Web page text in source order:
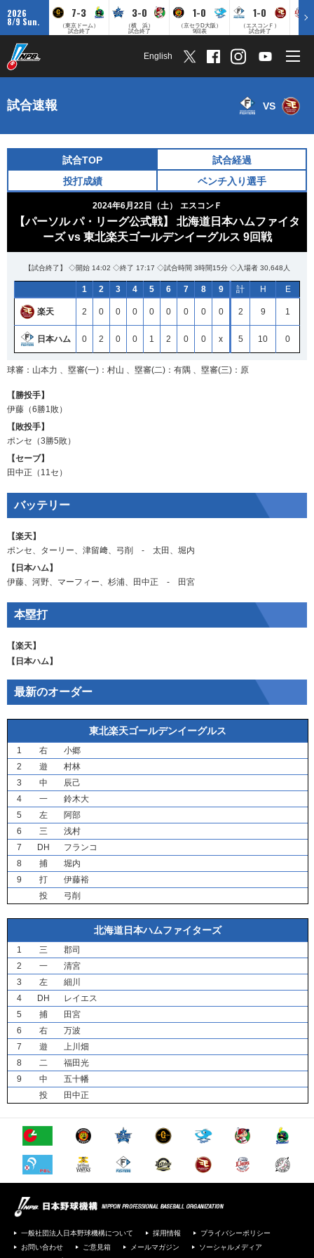
2026
8/9 Sun.
7-3
（東京ドーム）
試合終了
3-0
（横 浜）
試合終了
1-0
（京セラD大阪）
9回表
1-0
（エスコンＦ）
試合終了
English
試合速報 VS
試合TOP
試合経過
投打成績
ベンチ入り選手
2024年6月22日（土） エスコンＦ
【パーソル パ・リーグ公式戦】 北海道日本ハムファイタ
ーズ vs 東北楽天ゴールデンイーグルス 9回戦
【試合終了】 ◇開始 14:02 ◇終了 17:17 ◇試合時間 3時間15分 ◇入場者 30,648人
1 2 3 4 5 6 7 8 9 計 H E
楽天 2 0 0 0 0 0 0 0 0 2 9 1
日本ハム 0 2 0 0 1 2 0 0 x 5 10 0
球審：山本力 、塁審(一)：村山 、塁審(二)：有隅 、塁審(三)：原
【勝投手】
伊藤 （6勝1敗）
【敗投手】
ポンセ （3勝5敗）
【セーブ】
田中正 （11セ）
バッテリー
【楽天】
ポンセ、 ターリー、 津留﨑、 弓削 ‐ 太田 、 堀内
【日本ハム】
伊藤、 河野、 マーフィー、 杉浦、 田中正 ‐ 田宮
本塁打
【楽天】
【日本ハム】
最新のオーダー
東北楽天ゴールデンイーグルス
1 右
小郷
2
遊
村林
3
中
辰己
4
一
鈴木大
5
左
阿部
6
三
浅村
7
DH
フランコ
8
捕
堀内
9
打
伊藤裕
投
弓削
北海道日本ハムファイターズ
1 三
郡司
2
一
清宮
3
左
細川
4
DH
レイエス
5
捕
田宮
6
右
万波
7
遊
上川畑
8
二
福田光
9
中
五十幡
投
田中正
一般社団法人日本野球機構について 採用情報
プライバシーポリシー
お問い合わせ
ご意見箱 メールマガジン
ソーシャルメディア